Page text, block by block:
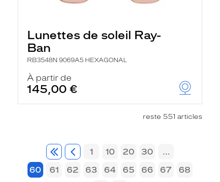
Lunettes de soleil Ray-
Ban
RB3548N 9069A5 HEXAGONAL
À partir de
145,00 €
reste 551 articles
1 10 20 30
...
60
61 62 63 64 65 66 67
68